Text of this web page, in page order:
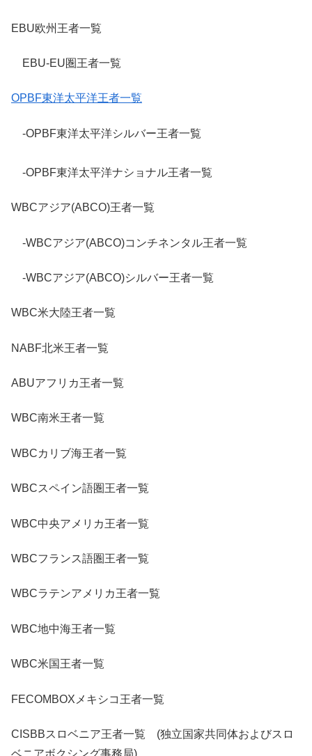
EBU欧州王者一覧
EBU-EU圏王者一覧
OPBF東洋太平洋王者一覧
-OPBF東洋太平洋シルバー王者一覧
-OPBF東洋太平洋ナショナル王者一覧
WBCアジア(ABCO)王者一覧
-WBCアジア(ABCO)コンチネンタル王者一覧
-WBCアジア(ABCO)シルバー王者一覧
WBC米大陸王者一覧
NABF北米王者一覧
ABUアフリカ王者一覧
WBC南米王者一覧
WBCカリブ海王者一覧
WBCスペイン語圏王者一覧
WBC中央アメリカ王者一覧
WBCフランス語圏王者一覧
WBCラテンアメリカ王者一覧
WBC地中海王者一覧
WBC米国王者一覧
FECOMBOXメキシコ王者一覧
CISBBスロベニア王者一覧 (独立国家共同体およびスロ
ベニアボクシング事務局)